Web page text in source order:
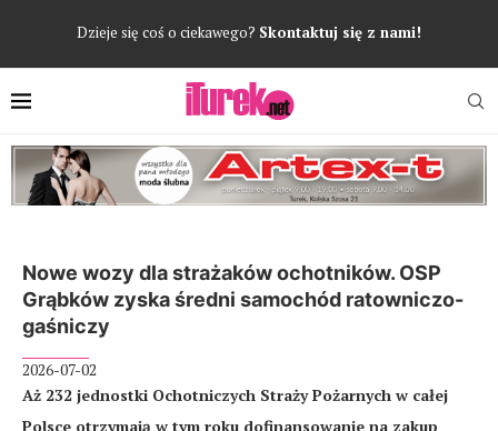
Dzieje się coś o ciekawego? Skontaktuj się z nami!
Nowe wozy dla strażaków ochotników. OSP
Grąbków zyska średni samochód ratowniczo-
gaśniczy
2026-07-02
Aż 232 jednostki Ochotniczych Straży Pożarnych w całej
Polsce otrzymają w tym roku dofinansowanie na zakup